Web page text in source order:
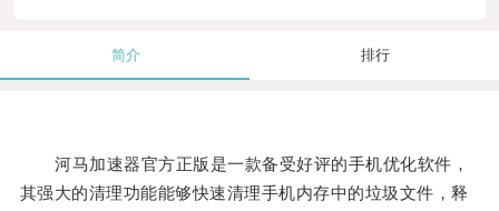
简介 排行
河马加速器官方正版是一款备受好评的手机优化软件，
其强大的清理功能能够快速清理手机内存中的垃圾文件，释